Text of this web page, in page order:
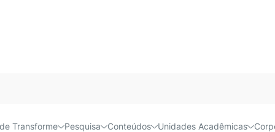
Transforme Pesquisa Conteúdos Unidades Acadêmicas
para protetores